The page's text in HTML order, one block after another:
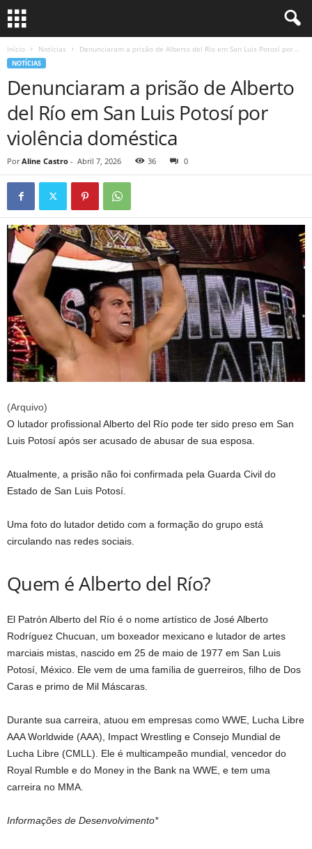
Início Notícias Denunciaram a prisão de Alberto del Río em San Luis Potosí por...
NOTÍCIAS
Denunciaram a prisão de Alberto
del Río em San Luis Potosí por
violência doméstica
Por Aline Castro - Abril 7, 2026 36 0
(Arquivo)
O lutador profissional Alberto del Río pode ter sido preso em San
Luis Potosí após ser acusado de abusar de sua esposa.
Atualmente, a prisão não foi confirmada pela Guarda Civil do
Estado de San Luis Potosí.
Uma foto do lutador detido com a formação do grupo está
circulando nas redes sociais.
Quem é Alberto del Río?
El Patrón Alberto del Río é o nome artístico de José Alberto
Rodríguez Chucuan, um boxeador mexicano e lutador de artes
marciais mistas, nascido em 25 de maio de 1977 em San Luis
Potosí, México. Ele vem de uma família de guerreiros, filho de Dos
Caras e primo de Mil Máscaras.
Durante sua carreira, atuou em empresas como WWE, Lucha Libre
AAA Worldwide (AAA), Impact Wrestling e Consejo Mundial de
Lucha Libre (CMLL). Ele é multicampeão mundial, vencedor do
Royal Rumble e do Money in the Bank na WWE, e tem uma
carreira no MMA.
Informações de Desenvolvimento*